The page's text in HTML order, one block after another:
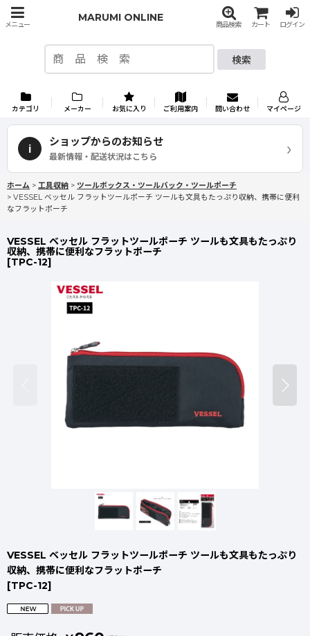
メニュー
MARUMI ONLINE
商品検索 カート ログイン
検索
カテゴリ メーカー お気に入り ご利用案内 問い合わせ マイページ
i
ショップからのお知らせ
最新情報・配送状況はこちら ›
ホーム > 工具収納 > ツールボックス・ツールバック・ツールポーチ
> VESSEL ベッセル フラットツールポーチ ツールも文具もたっぷり収納、携帯に便利
なフラットポーチ
VESSEL ベッセル フラットツールポーチ ツールも文具もたっぷり
収納、携帯に便利なフラットポーチ
[TPC-12]
VESSEL ベッセル フラットツールポーチ ツールも文具もたっぷり
収納、携帯に便利なフラットポーチ
[TPC-12]